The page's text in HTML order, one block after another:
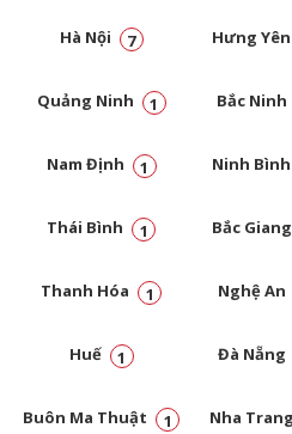
Hà Nội 7 Hưng Yên
Quảng Ninh 1 Bắc Ninh
Nam Định 1 Ninh Bình
Thái Bình 1 Bắc Giang
Thanh Hóa 1 Nghệ An
Huế 1 Đà Nẵng
Buôn Ma Thuật 1 Nha Trang